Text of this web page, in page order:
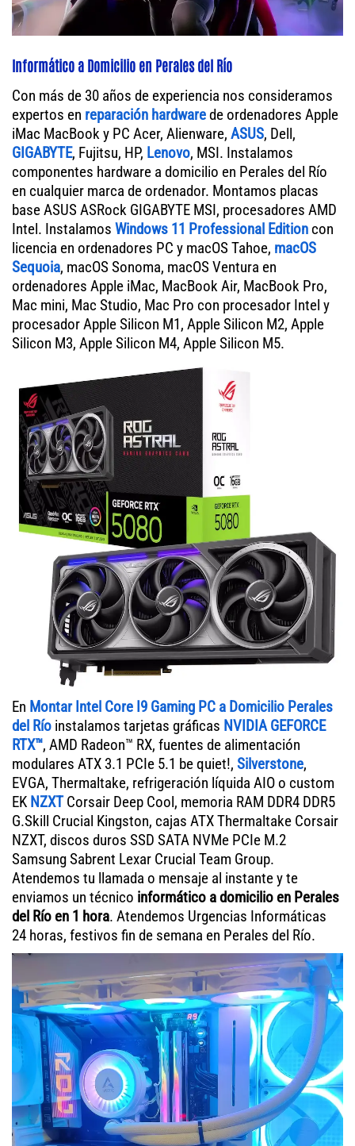
Informático a Domicilio en Perales del Río
Con más de 30 años de experiencia nos consideramos
expertos en reparación hardwarede ordenadores Apple
iMac MacBook y PC Acer, Alienware, ASUS, Dell,
GIGABYTE, Fujitsu, HP, Lenovo, MSI. Instalamos
componentes hardware a domicilio en Perales del Río
en cualquier marca de ordenador. Montamos placas
base ASUS ASRock GIGABYTE MSI, procesadores AMD
Intel. Instalamos Windows 11 Professional Edition con
licencia en ordenadores PC y macOS Tahoe, macOS
Sequoia, macOS Sonoma, macOS Ventura en
ordenadores Apple iMac, MacBook Air, MacBook Pro,
Mac mini, Mac Studio, Mac Pro con procesador Intel y
procesador Apple Silicon M1, Apple Silicon M2, Apple
Silicon M3, Apple Silicon M4, Apple Silicon M5.
En Montar Intel Core I9 Gaming PC a Domicilio Perales
del Río instalamos tarjetas gráficas NVIDIA GEFORCE
RTX™, AMD Radeon™ RX, fuentes de alimentación
modulares ATX 3.1 PCIe 5.1 be quiet!, Silverstone,
EVGA, Thermaltake, refrigeración líquida AIO o custom
EK NZXTCorsair Deep Cool, memoria RAM DDR4 DDR5
G.Skill Crucial Kingston, cajas ATX Thermaltake Corsair
NZXT, discos duros SSD SATA NVMe PCIe M.2
Samsung Sabrent Lexar Crucial Team Group.
Atendemos tu llamada o mensaje al instante y te
enviamos un técnico informático a domicilio en Perales
del Río en 1 hora. Atendemos Urgencias Informáticas
24 horas, festivos fin de semana en Perales del Río.